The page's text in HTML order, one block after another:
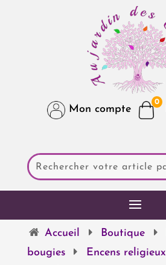
Mon compte
0
Accueil Boutique
bougies
Encens religieux